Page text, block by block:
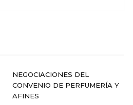
NEGOCIACIONES DEL
CONVENIO DE PERFUMERÍA Y
AFINES